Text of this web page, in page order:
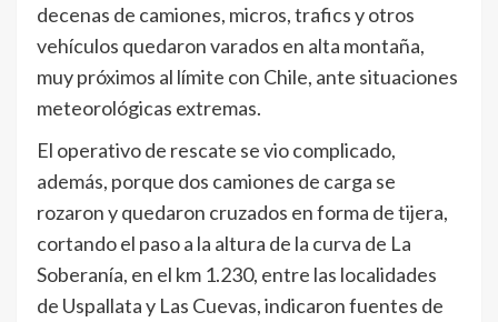
decenas de camiones, micros, trafics y otros
vehículos quedaron varados en alta montaña,
muy próximos al límite con Chile, ante situaciones
meteorológicas extremas.
El operativo de rescate se vio complicado,
además, porque dos camiones de carga se
rozaron y quedaron cruzados en forma de tijera,
cortando el paso a la altura de la curva de La
Soberanía, en el km 1.230, entre las localidades
de Uspallata y Las Cuevas, indicaron fuentes de